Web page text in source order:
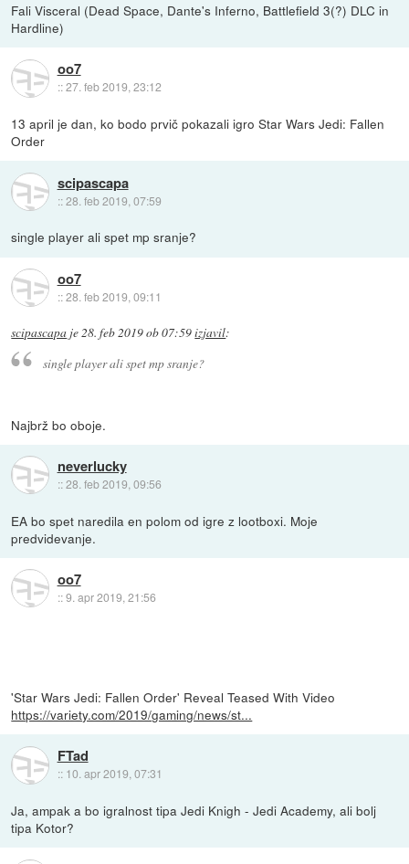
Fali Visceral (Dead Space, Dante's Inferno, Battlefield 3(?) DLC in
Hardline)
oo7
::27. feb 2019, 23:12
13 april je dan, ko bodo prvič pokazali igro Star Wars Jedi: Fallen
Order
scipascapa
::28. feb 2019, 07:59
single player ali spet mp sranje?
oo7
::28. feb 2019, 09:11
scipascapa je28. feb 2019 ob 07:59izjavil:
single player ali spet mp sranje?
Najbrž bo oboje.
neverlucky
::28. feb 2019, 09:56
EA bo spet naredila en polom od igre z lootboxi. Moje
predvidevanje.
oo7
::9. apr 2019, 21:56
'Star Wars Jedi: Fallen Order' Reveal Teased With Video
https://variety.com/2019/gaming/news/st...
FTad
:: 10. apr 2019, 07:31
Ja, ampak a bo igralnost tipa Jedi Knigh - Jedi Academy, ali bolj
tipa Kotor?